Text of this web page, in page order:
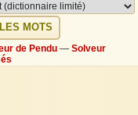
MOTS
de Pendu —Solveur